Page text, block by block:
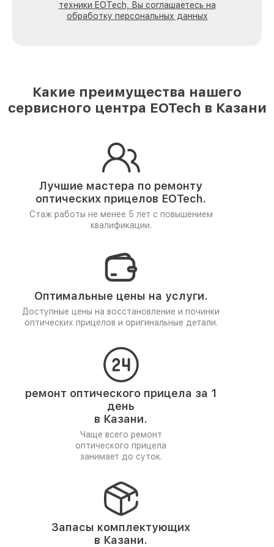
техники EOTech, Вы соглашаетесь на
обработку персональных данных
Какие преимущества нашего
сервисного центра EOTech в Казани
Лучшие мастера по ремонту
оптических прицелов EOTech.
Стаж работы не менее 5 лет с повышением
квалификации.
Оптимальные цены на услуги.
Доступные цены на восстановление и починки
оптических прицелов и оригинальные детали.
ремонт оптического прицела за 1
день
в Казани.
Чаще всего ремонт
оптического прицела
занимает до суток.
Запасы комплектующих
в Казани.